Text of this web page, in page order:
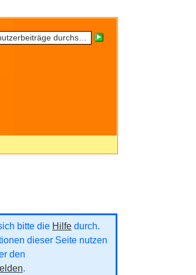
bitte die Hilfedurch.
dieser Seite nutzen
den
.